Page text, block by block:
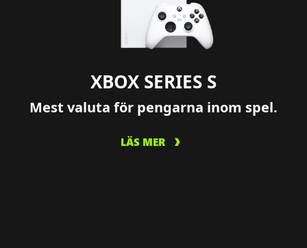
XBOX SERIES S
Mest valuta för pengarna inom spel.
LÄS MER